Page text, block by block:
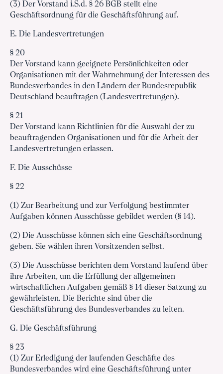
(3) Der Vorstand i.S.d. § 26 BGB stellt eine
Geschäftsordnung für die Geschäftsführung auf.
E. Die Landesvertretungen
§ 20
Der Vorstand kann geeignete Persönlichkeiten oder
Organisationen mit der Wahrnehmung der Interessen des
Bundesverbandes in den Ländern der Bundesrepublik
Deutschland beauftragen (Landesvertretungen).
§ 21
Der Vorstand kann Richtlinien für die Auswahl der zu
beauftragenden Organisationen und für die Arbeit der
Landesvertretungen erlassen.
F. Die Ausschüsse
§ 22
(1) Zur Bearbeitung und zur Verfolgung bestimmter
Aufgaben können Ausschüsse gebildet werden (§ 14).
(2) Die Ausschüsse können sich eine Geschäftsordnung
geben. Sie wählen ihren Vorsitzenden selbst.
(3) Die Ausschüsse berichten dem Vorstand laufend über
ihre Arbeiten, um die Erfüllung der allgemeinen
wirtschaftlichen Aufgaben gemäß § 14 dieser Satzung zu
gewährleisten. Die Berichte sind über die
Geschäftsführung des Bundesverbandes zu leiten.
G. Die Geschäftsführung
§ 23
(1) Zur Erledigung der laufenden Geschäfte des
Bundesverbandes wird eine Geschäftsführung unter